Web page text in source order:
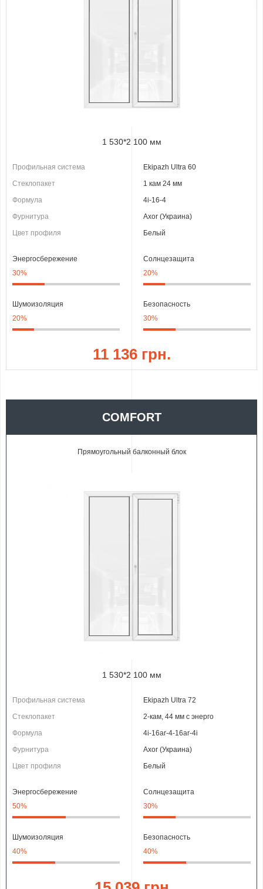
1 530*2 100 мм
Профильная система
Ekipazh Ultra 60
Стеклопакет
1 кам 24 мм
Формула
4i-16-4
Фурнитура
Axor (Украина)
Цвет профиля
Белый
Энергосбережение
30%
Солнцезащита
20%
Шумоизоляция
20%
Безопасность
30%
11 136 грн.
COMFORT
Прямоугольный балконный блок
1 530*2 100 мм
Профильная система
Ekipazh Ultra 72
Стеклопакет
2-кам, 44 мм с энерго
Формула
4i-16ar-4-16ar-4i
Фурнитура
Axor (Украина)
Цвет профиля
Белый
Энергосбережение
50%
Солнцезащита
30%
Шумоизоляция
40%
Безопасность
40%